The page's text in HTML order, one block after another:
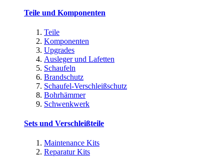
Teile und Komponenten
Teile
Komponenten
Upgrades
Ausleger und Lafetten
Schaufeln
Brandschutz
Schaufel-Verschleißschutz
Bohrhämmer
Schwenkwerk
Sets und Verschleißteile
Maintenance Kits
Reparatur Kits